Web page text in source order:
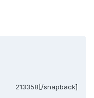
213358[/snapback]